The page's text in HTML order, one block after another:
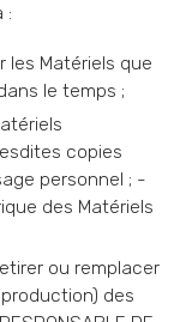
:
les Matériels que
le temps ;
copies
personnel ; -
des Matériels
ou remplacer
des